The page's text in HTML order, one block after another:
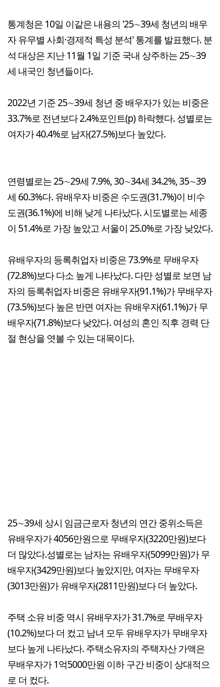
통계청은 10일 이같은 내용의 '25∼39세 청년의 배우
자 유무별 사회·경제적 특성 분석' 통계를 발표했다. 분
석 대상은 지난 11월 1일 기준 국내 상주하는 25∼39
세 내국인 청년들이다.
2022년 기준 25∼39세 청년 중 배우자가 있는 비중은
33.7%로 전년보다 2.4%포인트(p) 하락했다. 성별로는
여자가 40.4%로 남자(27.5%)보다 높았다.
연령별로는 25∼29세 7.9%, 30∼34세 34.2%, 35∼39
세 60.3%다. 유배우자 비중은 수도권(31.7%)이 비수
도권(36.1%)에 비해 낮게 나타났다. 시도별로는 세종
이 51.4%로 가장 높았고 서울이 25.0%로 가장 낮았다.
유배우자의 등록취업자 비중은 73.9%로 무배우자
(72.8%)보다 다소 높게 나타났다. 다만 성별로 보면 남
자의 등록취업자 비중은 유배우자(91.1%)가 무배우자
(73.5%)보다 높은 반면 여자는 유배우자(61.1%)가 무
배우자(71.8%)보다 낮았다. 여성의 혼인 직후 경력 단
절 현상을 엿볼 수 있는 대목이다.
25∼39세 상시 임금근로자 청년의 연간 중위소득은
유배우자가 4056만원으로 무배우자(3220만원)보다
더 많았다.성별로는 남자는 유배우자(5099만원)가 무
배우자(3429만원)보다 높았지만, 여자는 무배우자
(3013만원)가 유배우자(2811만원)보다 더 높았다.
주택 소유 비중 역시 유배우자가 31.7%로 무배우자
(10.2%)보다 더 컸고 남녀 모두 유배우자가 무배우자
보다 높게 나타났다. 주택소유자의 주택자산 가액은
무배우자가 1억5000만원 이하 구간 비중이 상대적으
로 더 컸다.